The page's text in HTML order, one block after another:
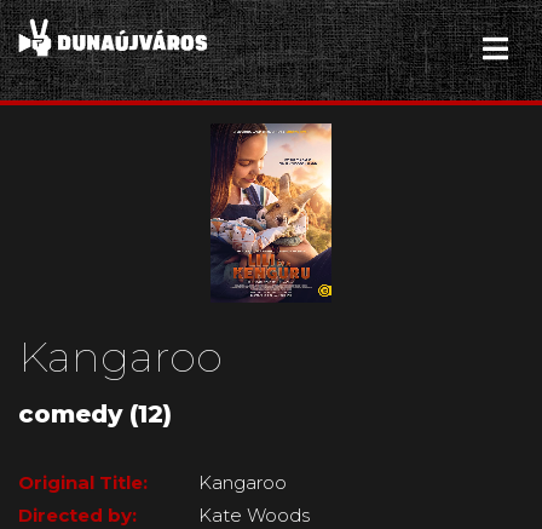
Kangaroo
comedy (12)
Original Title:
Kangaroo
Directed by:
Kate Woods